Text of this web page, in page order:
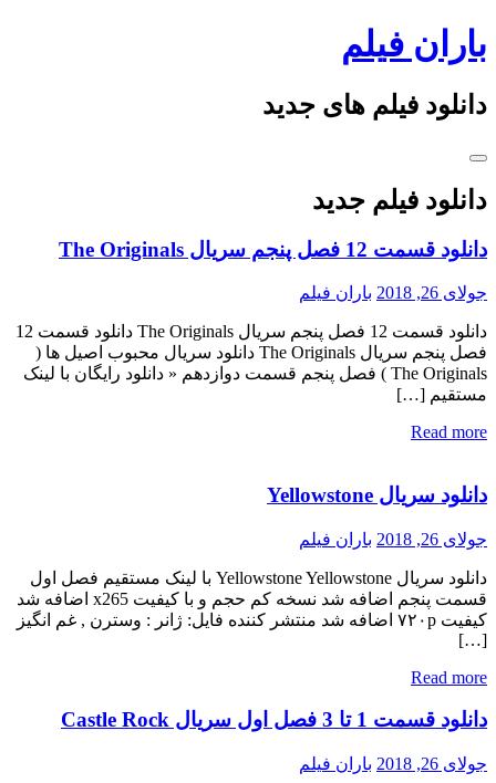
Skip
to
content
باران فیلم
دانلود فیلم های جدید
دانلود فیلم جدید
دانلود قسمت 12 فصل پنجم سریال The Originals
جولای 26, 2018 باران فیلم
دانلود قسمت 12 فصل پنجم سریال The Originals دانلود قسمت 12
فصل پنجم سریال The Originals دانلود سریال محبوب اصیل ها (
The Originals ) فصل پنجم قسمت دوازدهم « دانلود رایگان با لینک
مستقیم […]
Read more
دانلود سریال Yellowstone
جولای 26, 2018 باران فیلم
دانلود سریال Yellowstone Yellowstone با لینک مستقیم فصل اول
قسمت پنجم اضافه شد نسخه کم حجم و با کیفیت x265 اضافه شد
کیفیت ۷۲۰p اضافه شد منتشر کننده فایل: ژانر : وسترن , غم انگیز
[…]
Read more
دانلود قسمت 1 تا 3 فصل اول سریال Castle Rock
جولای 26, 2018 باران فیلم